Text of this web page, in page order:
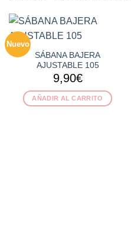
Nuevo
SÁBANA BAJERA
AJUSTABLE 105
9,90€
AÑADIR AL CARRITO